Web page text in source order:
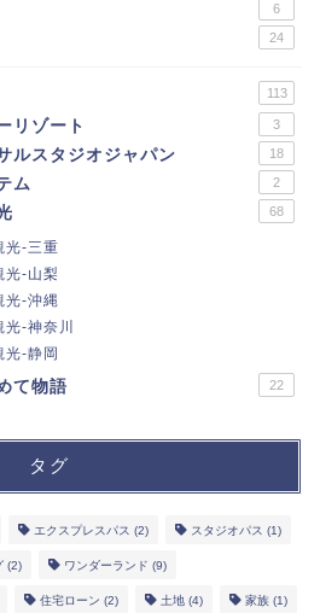
6
24
113
リゾート 3
ルスタジオジャパン 18
ム 2
68
光-三重
光-山梨
光-沖縄
-神奈川
-静岡
て物語 22
タグ
エクスプレスパス (2) スタジオパス (1)
(2) ワンダーランド (9)
住宅ローン (2) 土地 (4) 家族 (1)